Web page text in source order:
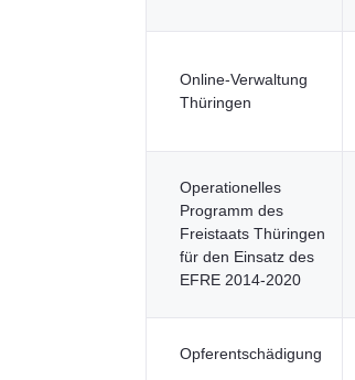
Online-Verwaltung
Thüringen
Operationelles
Programm des
Freistaats Thüringen
für den Einsatz des
EFRE 2014-2020
Opferentschädigung